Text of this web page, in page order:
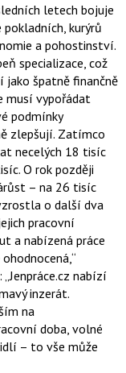
letech bojuje
kurýrů
a pohostinství.
specializace, což
jako špatně finančně
musí vypořádat
podmínky
zlepšují. Zatímco
necelých 18 tisíc
O rok později
– na 26 tisíc
o další dva
pracovní
a nabízená práce
nabízí
inzerát.
na
doba, volné
– to vše může